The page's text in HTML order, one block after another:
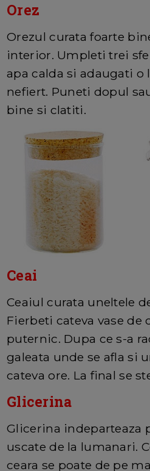
Orez
Orezul curata foarte
interior. Umpleti trei
apa calda si adaugati o
nefiert. Puneti dopul
bine si clatiti.
Ceai
Ceaiul curata uneltele
Fierbeti cateva vase de
puternic. Dupa ce s-a
galeata unde se afla si
cateva ore. La final se
Glicerina
Glicerina indeparteaza
uscate de la lumanari.
ceara se poate de pe